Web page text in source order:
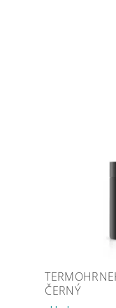
ČERNÝ